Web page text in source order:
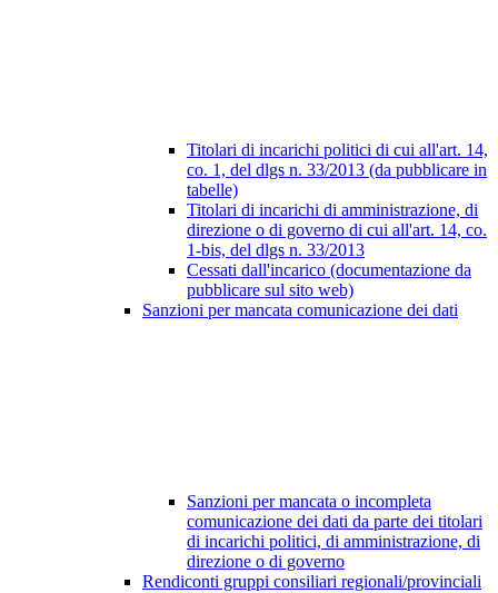
Titolari di incarichi politici di cui all'art. 14,
co. 1, del dlgs n. 33/2013 (da pubblicare in
tabelle)
Titolari di incarichi di amministrazione, di
direzione o di governo di cui all'art. 14, co.
1-bis, del dlgs n. 33/2013
Cessati dall'incarico (documentazione da
pubblicare sul sito web)
Sanzioni per mancata comunicazione dei dati
Sanzioni per mancata o incompleta
comunicazione dei dati da parte dei titolari
di incarichi politici, di amministrazione, di
direzione o di governo
Rendiconti gruppi consiliari regionali/provinciali